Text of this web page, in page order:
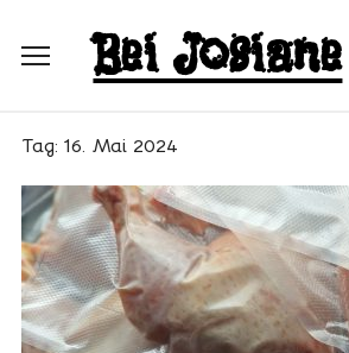
content
Bei Josiane
Toggle
navigation
Tag: 16. Mai 2024